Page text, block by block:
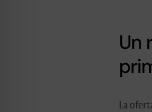
Un
La